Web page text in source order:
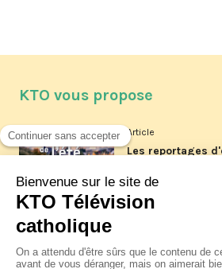
KTO vous propose
Article
Les reportages
Article
La visite
jeudi 6 août